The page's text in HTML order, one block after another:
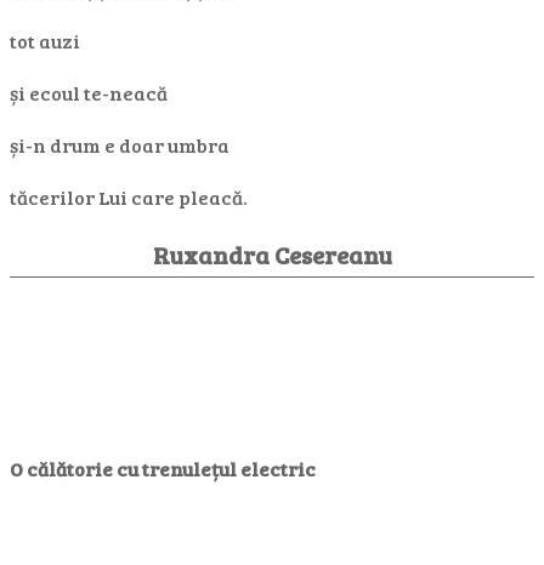
tot auzi
și ecoul te-neacă
și-n drum e doar umbra
tăcerilor Lui care pleacă.
Ruxandra Cesereanu
O călătorie cu trenulețul electric